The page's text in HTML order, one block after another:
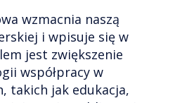
wzmacnia naszą
i wpisuje się w
jest zwiększenie
współpracy w
takich jak edukacja,